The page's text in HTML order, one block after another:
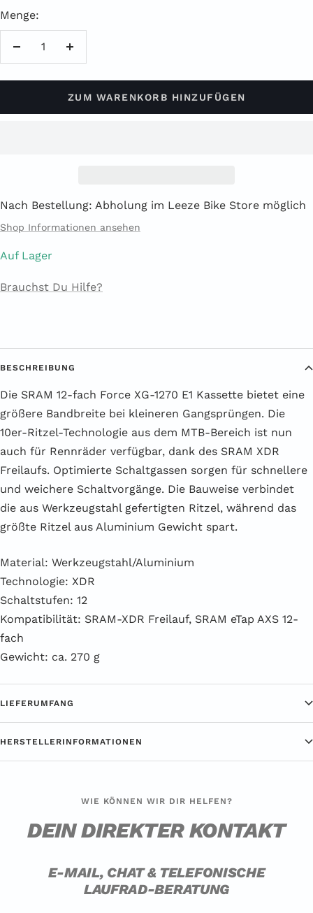
Menge:
ZUM WARENKORB HINZUFÜGEN
Nach Bestellung: Abholung im Leeze Bike Store möglich
Shop Informationen ansehen
Auf Lager
Brauchst Du Hilfe?
BESCHREIBUNG
Die SRAM 12-fach Force XG-1270 E1 Kassette bietet eine
größere Bandbreite bei kleineren Gangsprüngen. Die
10er-Ritzel-Technologie aus dem MTB-Bereich ist nun
auch für Rennräder verfügbar, dank des SRAM XDR
Freilaufs. Optimierte Schaltgassen sorgen für schnellere
und weichere Schaltvorgänge. Die Bauweise verbindet
die aus Werkzeugstahl gefertigten Ritzel, während das
größte Ritzel aus Aluminium Gewicht spart.
Material: Werkzeugstahl/Aluminium
Technologie: XDR
Schaltstufen: 12
Kompatibilität: SRAM-XDR Freilauf, SRAM eTap AXS 12-
fach
Gewicht: ca. 270 g
LIEFERUMFANG
HERSTELLERINFORMATIONEN
WIE KÖNNEN WIR DIR HELFEN?
DEIN DIREKTER KONTAKT
E-MAIL, CHAT & TELEFONISCHE
LAUFRAD-BERATUNG